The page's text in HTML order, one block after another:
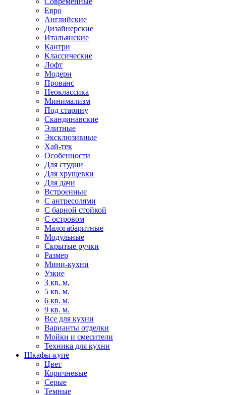
Евро
Английские
Дизайнерские
Итальянские
Кантри
Классические
Лофт
Модерн
Прованс
Неоклассика
Минимализм
Под старину
Скандинавские
Элитные
Эксклюзивные
Хай-тек
Особенности
Для студии
Для хрущевки
Для дачи
Встроенные
С антресолями
С барной стойкой
С островом
Малогабаритные
Модульные
Скрытые ручки
Размер
Мини-кухни
Узкие
3 кв. м.
5 кв. м.
6 кв. м.
9 кв. м.
Все для кухни
Варианты отделки
Мойки и смесители
Техника для кухни
Шкафы-купе
Цвет
Коричневые
Серые
Темные